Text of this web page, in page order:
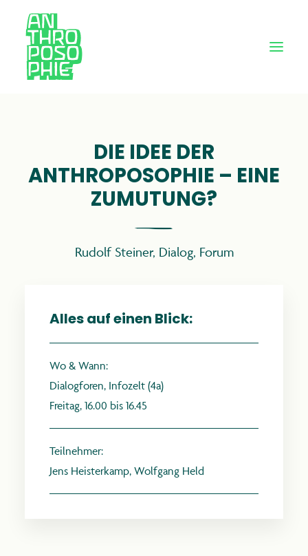
anthroposophie.de
DIE IDEE DER
ANTHROPOSOPHIE – EINE
ZUMUTUNG?
Rudolf Steiner, Dialog, Forum
Alles auf einen Blick:
Wo & Wann:
Dialogforen, Infozelt (4a)
Freitag, 16.00 bis 16.45
Teilnehmer:
Jens Heisterkamp, Wolfgang Held